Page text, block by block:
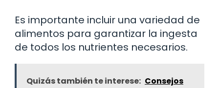
Es importante incluir una variedad de
alimentos para garantizar la ingesta
de todos los nutrientes necesarios.
Quizás también te interese: Consejos